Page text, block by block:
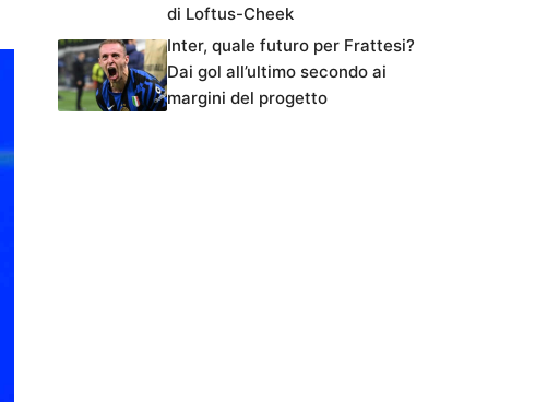
di Loftus-Cheek
Inter, quale futuro per Frattesi?
Dai gol all’ultimo secondo ai
margini del progetto